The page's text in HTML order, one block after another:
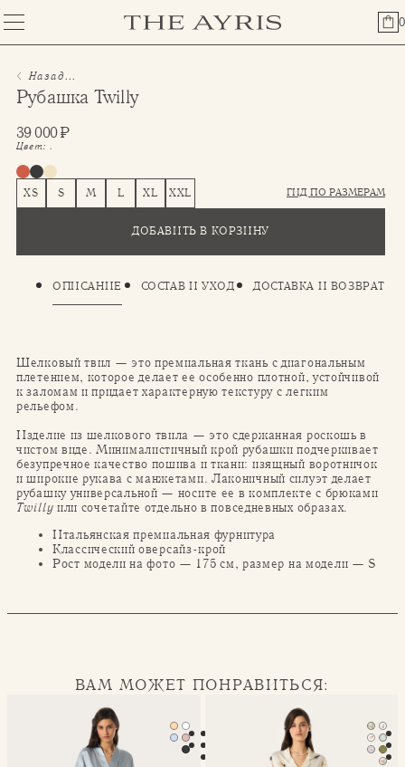
0
Назад...
Рубашка Twilly
39 000₽
Цвет:.
S
XS M L XL XXL ГИД ПО РАЗМЕРАМ
ДОБАВИТЬ В КОРЗИНУ
ОПИСАНИЕ СОСТАВ И УХОД ДОСТАВКА И ВОЗВРАТ
Шелковый твил — это премиальная ткань с диагональным
плетением, которое делает ее особенно плотной, устойчивой
к заломам и придает характерную текстуру с легким
рельефом.
Изделие из шелкового твила — это сдержанная роскошь в
чистом виде. Минималистичный крой рубашки подчеркивает
безупречное качество пошива и ткани: изящный воротничок
и широкие рукава с манжетами. Лаконичный силуэт делает
рубашку универсальной — носите ее в комплекте с брюками
Twilly или сочетайте отдельно в повседневных образах.
Итальянская премиальная фурнитура
Классический оверсайз-крой
Рост модели на фото — 175 см, размер на модели — S
ВАМ МОЖЕТ ПОНРАВИТЬСЯ:
Халат-кимоно Mona Классическая пижама